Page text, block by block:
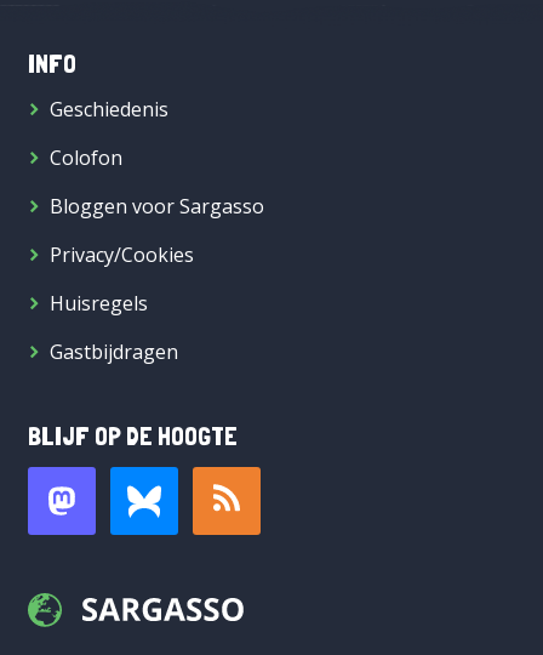
INFO
Geschiedenis
Colofon
Bloggen voor Sargasso
Privacy/Cookies
Huisregels
Gastbijdragen
BLIJF OP DE HOOGTE